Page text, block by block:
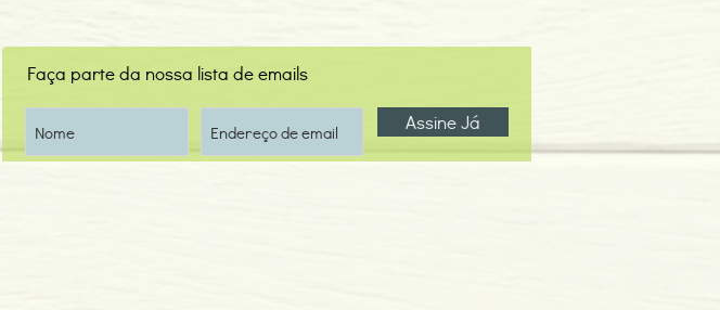
Faça parte da nossa lista de emails
Assine Já